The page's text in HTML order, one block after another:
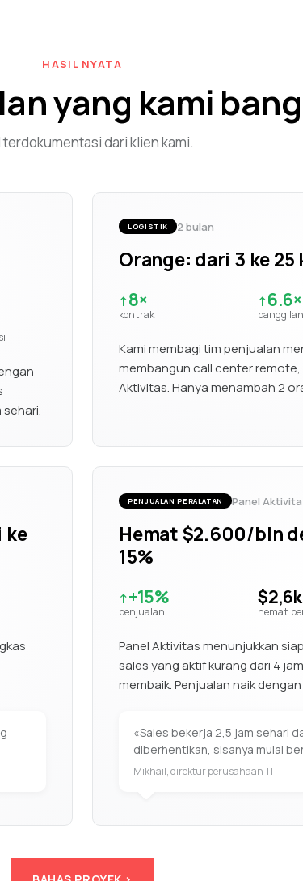
HASIL NYATA
yang kami
terdokumentasi dari klien kami.
LOGISTIK 2 bulan
Orange: dari 3 ke
↑8×
kontrak
↑6.6×
Kami membagi tim penjualan
membangun call center
Aktivitas. Hanya menambah 2
ke
PENJUALAN PERALATAN Panel
Hemat $2.600/bln
15%
↑+15%
penjualan
$2,6k
hemat
Panel Aktivitas menunjukkan
sales yang aktif kurang dari 4
membaik. Penjualan naik
«Sales bekerja 2,5 jam sehari
diberhentikan, sisanya mulai
Mikhail, direktur perusahaan TI